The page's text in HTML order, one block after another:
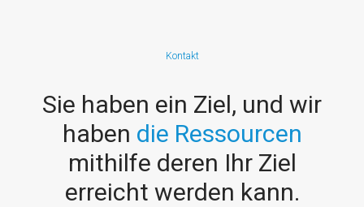
Kontakt
Sie haben ein Ziel, und wir
habendie Struktur
mithilfe deren Ihr Ziel
erreicht werden kann.